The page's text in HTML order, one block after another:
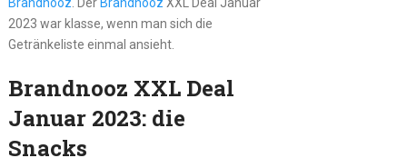
2023 war klasse, wenn man sich die
Getränkeliste einmal ansieht.
Brandnooz XXL Deal
Januar 2023: die
Snacks